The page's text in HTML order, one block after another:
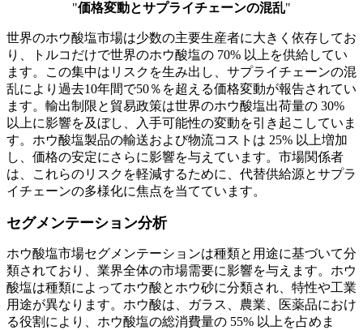
"価格変動とサプライチェーンの混乱"
世界のホウ酸塩市場は少数の主要生産者に大きく依存してお
り、トルコだけで世界のホウ酸塩の 70% 以上を供給してい
ます。この集中はリスクを生み出し、サプライチェーンの混
乱により過去10年間で50％を超える価格変動が報告されてい
ます。輸出制限と貿易政策は世界のホウ酸塩出荷量の 30%
以上に影響を及ぼし、入手可能性の変動を引き起こしていま
す。ホウ酸塩製品の輸送および物流コストは 25% 以上増加
し、価格の安定にさらに影響を与えています。市場関係者
は、これらのリスクを軽減するために、代替供給源とサプラ
イチェーンの多様化に焦点を当てています。
セグメンテーション分析
ホウ酸塩市場セグメンテーションは種類と用途に基づいて分
類されており、業界全体の市場需要に影響を与えます。ホウ
酸塩は種類によってホウ酸とホウ砂に分類され、特性や工業
用途が異なります。ホウ酸は、ガラス、農業、医薬品におけ
る役割により、ホウ酸塩の総消費量の 55% 以上を占めま